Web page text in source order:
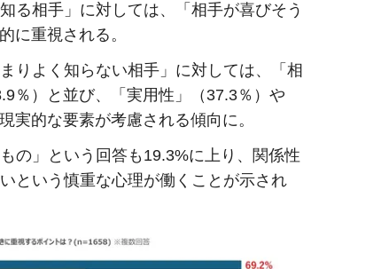
る相手」に対しては、「相手が喜びそう
に重視される。
りよく知らない相手」に対しては、「相
％）と並び、「実用性」（37.3％）や
実的な要素が考慮される傾向に。
の」という回答も19.3%に上り、関係性
という慎重な心理が働くことが示され